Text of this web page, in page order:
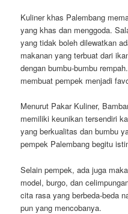
Kuliner khas Palembang
yang khas dan menggoda.
yang tidak boleh dilewatkan
makanan yang terbuat dari
dengan bumbu-bumbu
membuat pempek menjadi
Menurut Pakar Kuliner,
memiliki keunikan tersendiri
yang berkualitas dan bumbu
pempek Palembang begitu
Selain pempek, ada juga
model, burgo, dan
cita rasa yang berbeda-beda
pun yang mencobanya.